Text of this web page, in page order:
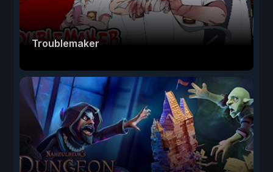
Troublemaker